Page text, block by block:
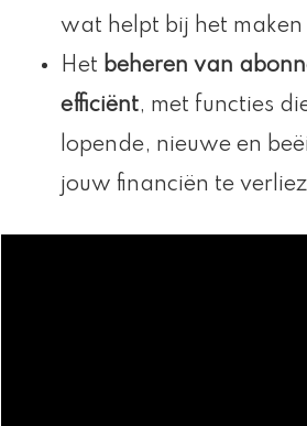
wat helpt bij het
Het beheren van
efficiënt, met functies
lopende, nieuwe en
jouw financiën te